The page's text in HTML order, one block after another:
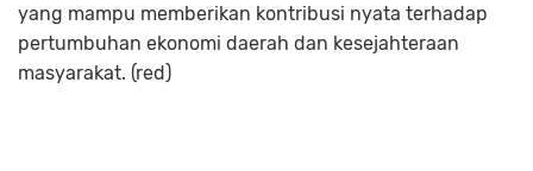
yang mampu memberikan kontribusi nyata terhadap
pertumbuhan ekonomi daerah dan kesejahteraan
masyarakat. (red)